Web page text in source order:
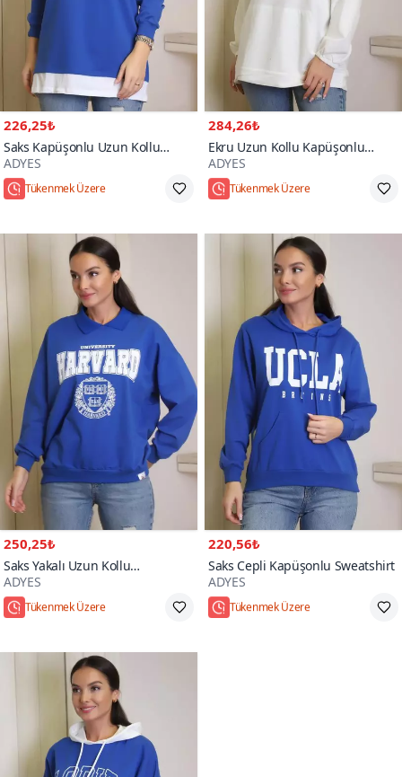
226,25₺
Saks Kapüşonlu Uzun Kollu
Sweatshirt
ADYES
Tükenmek Üzere
284,26₺
Ekru Uzun Kollu Kapüşonlu
Sweatshirt
ADYES
Tükenmek Üzere
250,25₺
Saks Yakalı Uzun Kollu
Sweatshirt
ADYES
Tükenmek Üzere
220,56₺
Saks Cepli Kapüşonlu Sweatshirt
ADYES
Tükenmek Üzere